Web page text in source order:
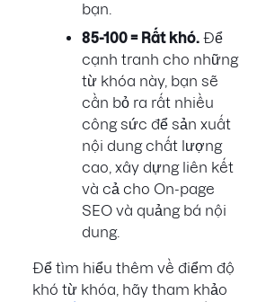
bạn.
85-100 = Rất khó. Để
cạnh tranh cho những
từ khóa này, bạn sẽ
cần bỏ ra rất nhiều
công sức để sản xuất
nội dung chất lượng
cao, xây dựng liên kết
và cả cho On-page
SEO và quảng bá nội
dung.
Để tìm hiểu thêm về điểm độ
khó từ khóa, hãy tham khảo